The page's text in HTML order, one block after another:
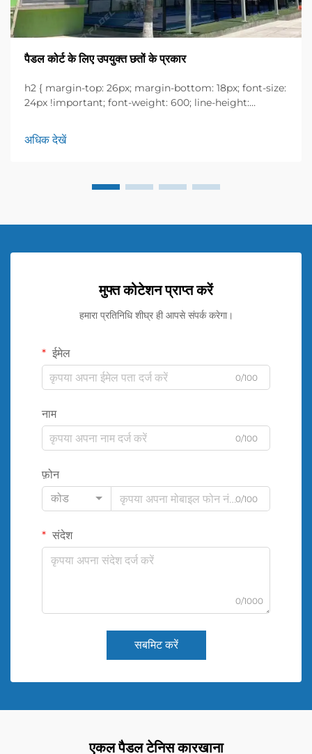
पैडल कोर्ट के लिए उपयुक्त छतों के प्रकार
h2 { margin-top: 26px; margin-bottom: 18px; font-size:
24px !important; font-weight: 600; line-height:
font-size: 20px !important; font-weight: 600; line-
height: ...}
अधिक देखें
मुफ्त कोटेशन प्राप्त करें
हमारा प्रतिनिधि शीघ्र ही आपसे संपर्क करेगा।
ईमेल
0/100
नाम
0/100
फ़ोन
कोड
0/100
संदेश
0/1000
सबमिट करें
एकल पैडल टेनिस कारखाना